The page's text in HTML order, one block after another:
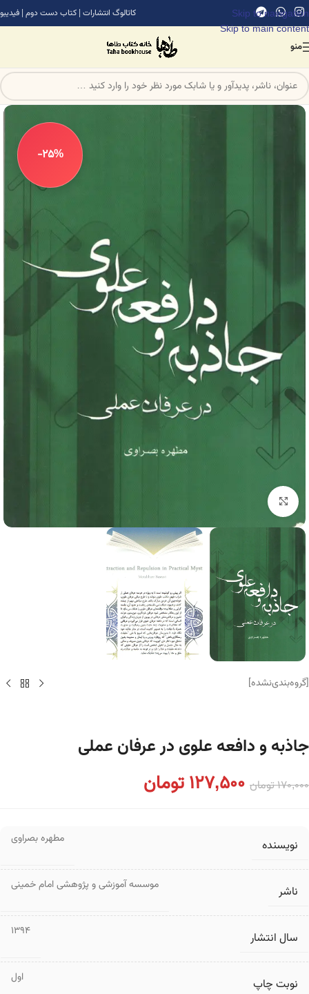
Skip to navigation
Skip to main content
کاتالوگ انتشارات | کتاب دست دوم | فیدیبو
منو
-25%
برای بزرگنمایی کلیک کنید
[گروه‌بندی‌نشده]
جاذبه و دافعه علوی در عرفان عملی
170,000تومان 127,500تومان
نویسنده مطهره بصراوی
ناشر موسسه آموزشی و پژوهشی امام خمینی
سال انتشار 1394
نوبت چاپ اول